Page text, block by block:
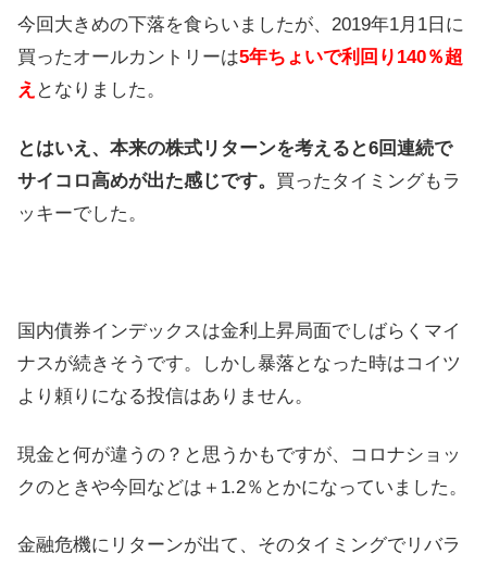
今回大きめの下落を食らいましたが、2019年1月1日に
買ったオールカントリーは5年ちょいで利回り140％超
え となりました。
とはいえ、本来の株式リターンを考えると6回連続で
サイコロ高めが出た感じです。 買ったタイミングもラ
ッキーでした。
国内債券インデックスは金利上昇局面でしばらくマイ
ナスが続きそうです。しかし暴落となった時はコイツ
より頼りになる投信はありません。
現金と何が違うの？と思うかもですが、コロナショッ
クのときや今回などは＋1.2％とかになっていました。
金融危機にリターンが出て、そのタイミングでリバラ